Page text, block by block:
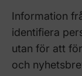
Information
identifiera
utan för att
och